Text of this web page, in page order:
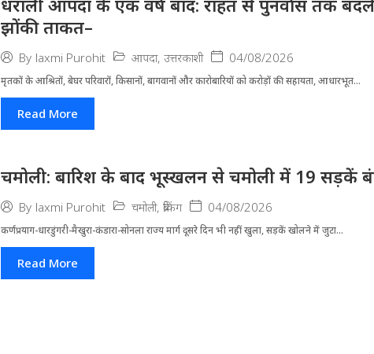
धराली आपदा के एक वर्ष बाद: राहत से पुनर्वास तक
झोंकी ताकत–
By laxmi Purohit आपदा, उत्तरकाशी 04/08/2026
मृतकों के आश्रितों, बेघर परिवारों, किसानों, बागवानों और कारोबारियों को करोड़ों की सहायता, आधारभूत...
Read More
चमोली: बारिश के बाद भूस्खलन से चमोली में 19 सड़कें
By laxmi Purohit चमोली, ब्रेकिंग 04/08/2026
कर्णप्रयाग-धारडुंगरी-मैखुरा-कंडारा-सोनला राज्य मार्ग दूसरे दिन भी नहीं खुला, सड़कें खोलने में जुटा...
Read More